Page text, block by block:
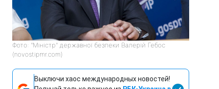
Фото: "Міністр" державної безпеки Валерій Гебос
(novostipmr.com)
Выключи хаос международных новостей!